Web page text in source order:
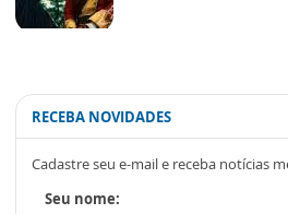
RECEBA NOVIDADES
Cadastre seu e-mail e receba notícias
Seu nome: